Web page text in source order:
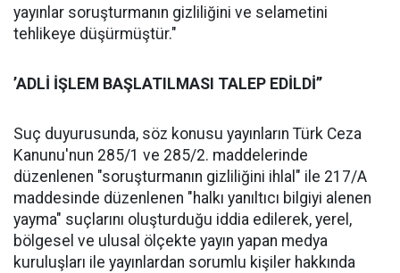
yayınlar soruşturmanın gizliliğini ve selametini
tehlikeye düşürmüştür."
’ADLİ İŞLEM BAŞLATILMASI TALEP EDİLDİ’’
Suç duyurusunda, söz konusu yayınların Türk Ceza
Kanunu'nun 285/1 ve 285/2. maddelerinde
düzenlenen "soruşturmanın gizliliğini ihlal" ile 217/A
maddesinde düzenlenen "halkı yanıltıcı bilgiyi alenen
yayma" suçlarını oluşturduğu iddia edilerek, yerel,
bölgesel ve ulusal ölçekte yayın yapan medya
kuruluşları ile yayınlardan sorumlu kişiler hakkında